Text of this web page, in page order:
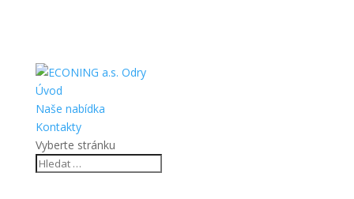
Úvod
Naše nabídka
Kontakty
Vyberte stránku